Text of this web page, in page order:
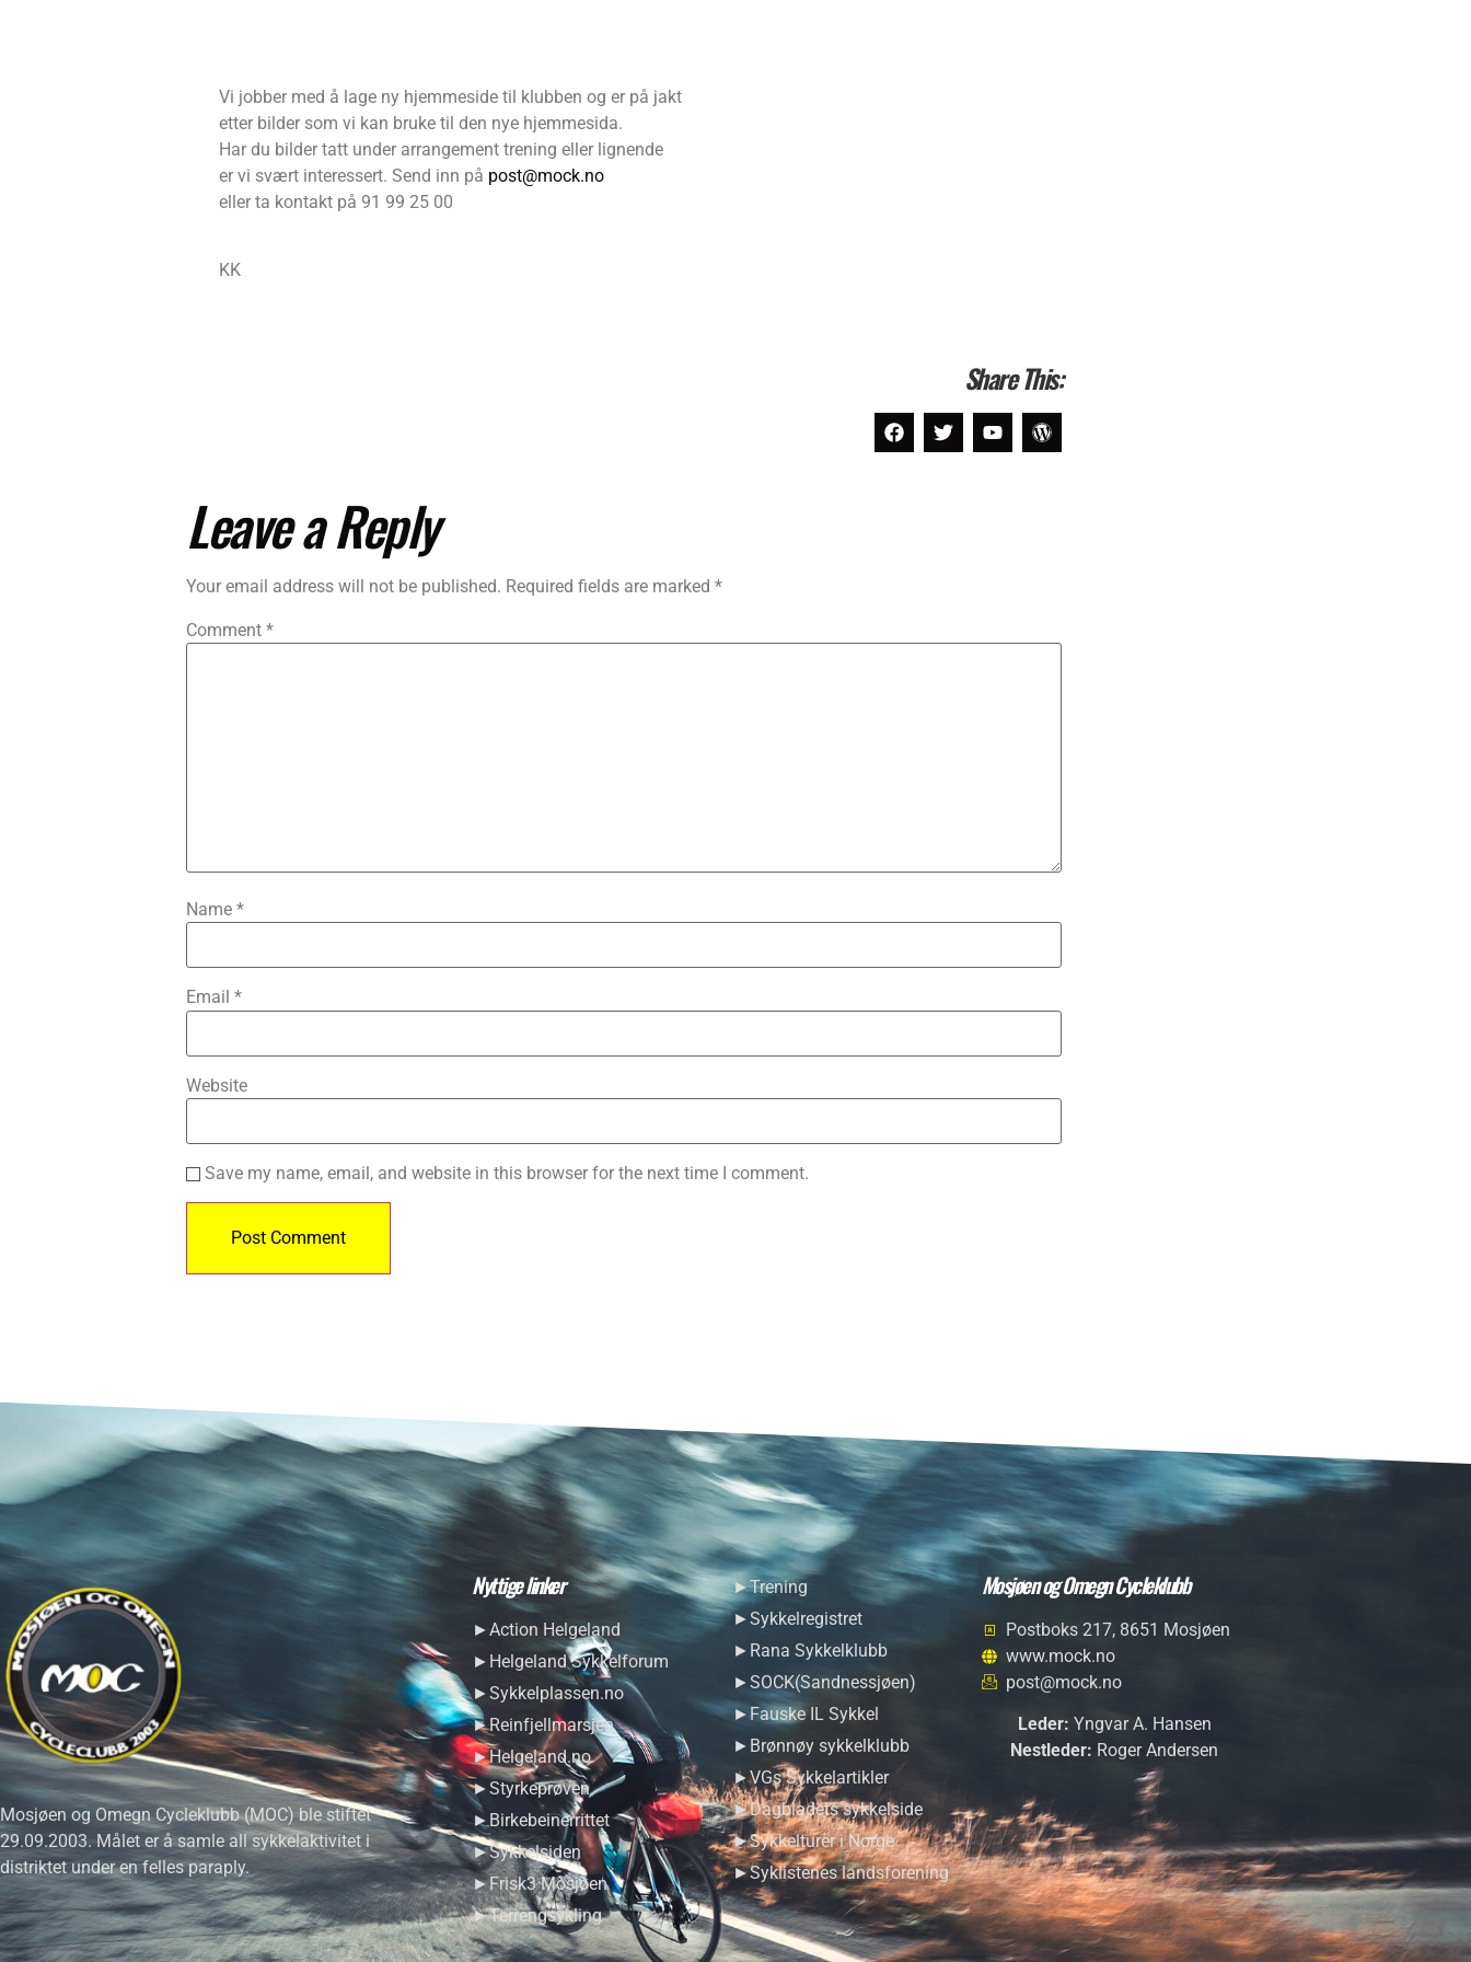
Vi jobber med å lage ny hjemmeside til klubben og er på jakt
etter bilder som vi kan bruke til den nye hjemmesida.
Har du bilder tatt under arrangement trening eller lignende
er vi svært interessert. Send inn på post@mock.no
eller ta kontakt på 91 99 25 00
KK
Share This:
Leave a Reply
Your email address will not be published. Required fields are marked *
Comment *
Name *
Email *
Website
Save my name, email, and website in this browser for the next time I comment.
Mosjøen og Omegn Cycleklubb (MOC) ble stiftet
29.09.2003. Målet er å samle all sykkelaktivitet i
distriktet under en felles paraply.
Nyttige linker
►Action Helgeland
►Helgeland Sykkelforum
►Sykkelplassen.no
►Reinfjellmarsjen
►Helgeland.no
►Styrkeprøven
►Birkebeinerrittet
►Sykkelsiden
►Frisk3 Mosjøen
►Terrengsykling
►Trening
►Sykkelregistret
►Rana Sykkelklubb
►SOCK(Sandnessjøen)
►Fauske IL Sykkel
►Brønnøy sykkelklubb
►VGs Sykkelartikler
►Dagbladets sykkelside
►Sykkelturer i Norge
►Syklistenes landsforening
Mosjøen og Omegn Cycleklubb
Postboks 217, 8651 Mosjøen
www.mock.no
post@mock.no
Leder: Yngvar A. Hansen
Nestleder: Roger Andersen